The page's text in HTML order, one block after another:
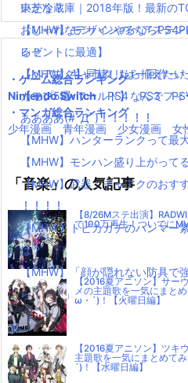
いかな？
【MHW】モンハンやるなら
る？
【MHW】キャラクリは一回作っ
【モンハンワールド】なんでフ
ああああ(#ﾟДﾟ)！！！！！
【MHW】ハンターランクって最
【MHW】モンハン盛り上がって
【MHW】武器：チャアクのおす
！！！！
【MHW】トビカガチのハンマー
は？
【MHW】「顔が隠れない防具で
ら・・・」
東芝冷蔵庫｜2018年版！最新の
おしゃれなデザインのペアステ
レゼントに最適】
【ペアマグ】同棲したら揃えた
カップ5選
リ
ー
・ゲーム総合ランキング
Nintendo Switch
PS4 PS3
・マンガ総合ランキング
少年漫画
青年漫画 少女漫画 女
「音楽」の人気記事
【8/26Mステ出演】
で100万再生！ついでに
【2016夏アニソン】サー
メの主題歌を一気にまと
ω・´)！【火曜日編】
【2016夏アニソン】ツキ
主題歌を一気にまとめて
´)！【水曜日編】